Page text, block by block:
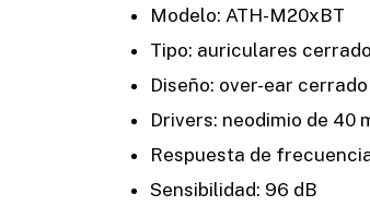
Modelo: ATH-M20xBT
Tipo: auriculares
Diseño: over-ear cerrado
Drivers: neodimio de 40
Respuesta de
Sensibilidad: 96 dB